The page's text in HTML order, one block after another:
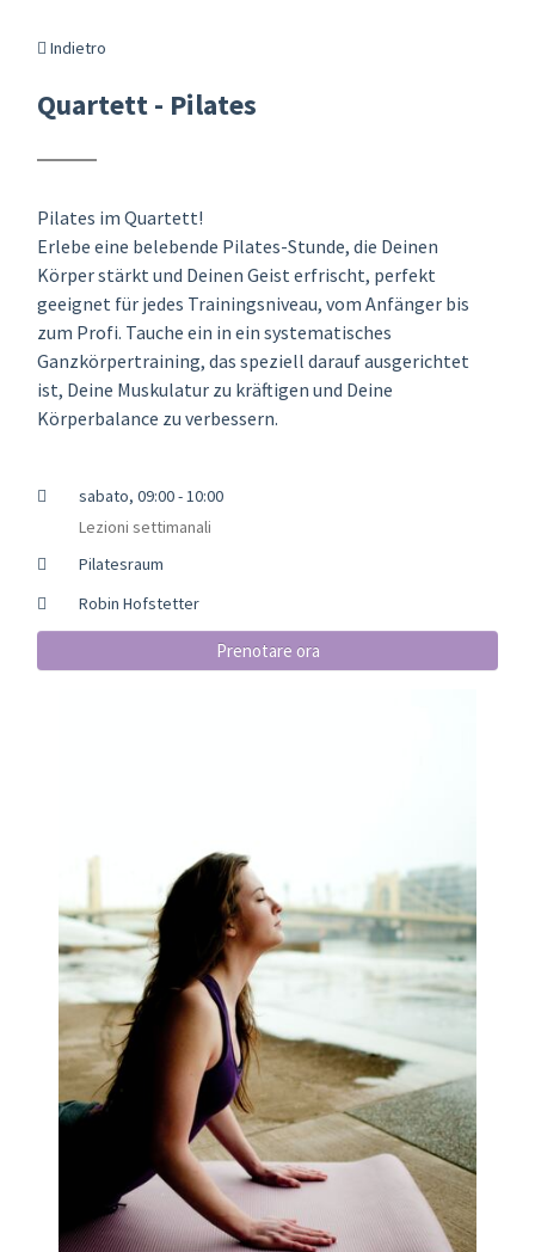
Indietro
Quartett - Pilates
Pilates im Quartett!
Erlebe eine belebende Pilates-Stunde, die Deinen
Körper stärkt und Deinen Geist erfrischt, perfekt
geeignet für jedes Trainingsniveau, vom Anfänger bis
zum Profi. Tauche ein in ein systematisches
Ganzkörpertraining, das speziell darauf ausgerichtet
ist, Deine Muskulatur zu kräftigen und Deine
Körperbalance zu verbesser​n.
sabato, 09:00 - 10:00
Lezioni settimanali
Pilatesraum
Robin Hofstetter
Prenotare ora